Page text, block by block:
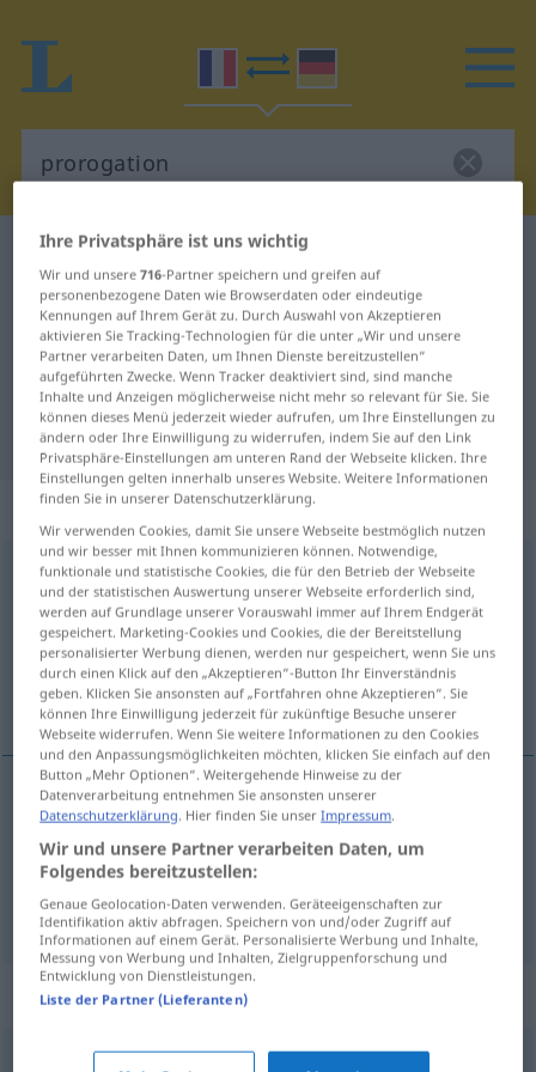
Französisch-Deutsch Wörterbuch
Französisch-Deutsch Übersetzung
für "prorogation"
"prorogation" Deutsch
Übersetzung
„prorogation“: féminin
prorogation [pʀɔʀɔgasjõ]f
Übersicht aller Übersetzungen
(Für mehr Details die Übersetzung anklicken/antippen)
Verlängerung Vertagung
Verlängerungf prorogation d’un contrat
Vertagungf prorogation POL d’une assemblée
Synonyme für "prorogation"
Ihre Privatsphäre ist uns wichtig
Wir und unsere716-Partner speichern und greifen auf
personenbezogene Daten wie Browserdaten oder eindeutige
Kennungen auf Ihrem Gerät zu. Durch Auswahl von Akzeptieren
aktivieren Sie Tracking-Technologien für die unter „Wir und unsere
Partner verarbeiten Daten, um Ihnen Dienste bereitzustellen“
aufgeführten Zwecke. Wenn Tracker deaktiviert sind, sind manche
Inhalte und Anzeigen möglicherweise nicht mehr so relevant für Sie. Sie
können dieses Menü jederzeit wieder aufrufen, um Ihre Einstellungen zu
ändern oder Ihre Einwilligung zu widerrufen, indem Sie auf den Link
Privatsphäre-Einstellungen am unteren Rand der Webseite klicken. Ihre
Einstellungen gelten innerhalb unseres Website. Weitere Informationen
finden Sie in unserer Datenschutzerklärung.
Wir verwenden Cookies, damit Sie unsere Webseite bestmöglich nutzen
und wir besser mit Ihnen kommunizieren können. Notwendige,
funktionale und statistische Cookies, die für den Betrieb der Webseite
und der statistischen Auswertung unserer Webseite erforderlich sind,
werden auf Grundlage unserer Vorauswahl immer auf Ihrem Endgerät
gespeichert. Marketing-Cookies und Cookies, die der Bereitstellung
personalisierter Werbung dienen, werden nur gespeichert, wenn Sie uns
durch einen Klick auf den „Akzeptieren“-Button Ihr Einverständnis
geben. Klicken Sie ansonsten auf „Fortfahren ohne Akzeptieren“. Sie
können Ihre Einwilligung jederzeit für zukünftige Besuche unserer
Webseite widerrufen. Wenn Sie weitere Informationen zu den Cookies
und den Anpassungsmöglichkeiten möchten, klicken Sie einfach auf den
Button „Mehr Optionen“. Weitergehende Hinweise zu der
Datenverarbeitung entnehmen Sie ansonsten unserer
Datenschutzerklärung. Hier finden Sie unserImpressum.
Wir und unsere Partner verarbeiten Daten, um
Folgendes bereitzustellen:
Genaue Geolocation-Daten verwenden. Geräteeigenschaften zur
Identifikation aktiv abfragen. Speichern von und/oder Zugriff auf
Informationen auf einem Gerät. Personalisierte Werbung und Inhalte,
Messung von Werbung und Inhalten, Zielgruppenforschung und
Entwicklung von Dienstleistungen.
Liste der Partner (Lieferanten)